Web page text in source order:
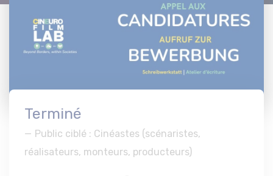
Terminé
Public ciblé : Cinéastes (scénaristes,
réalisateurs, monteurs, producteurs)